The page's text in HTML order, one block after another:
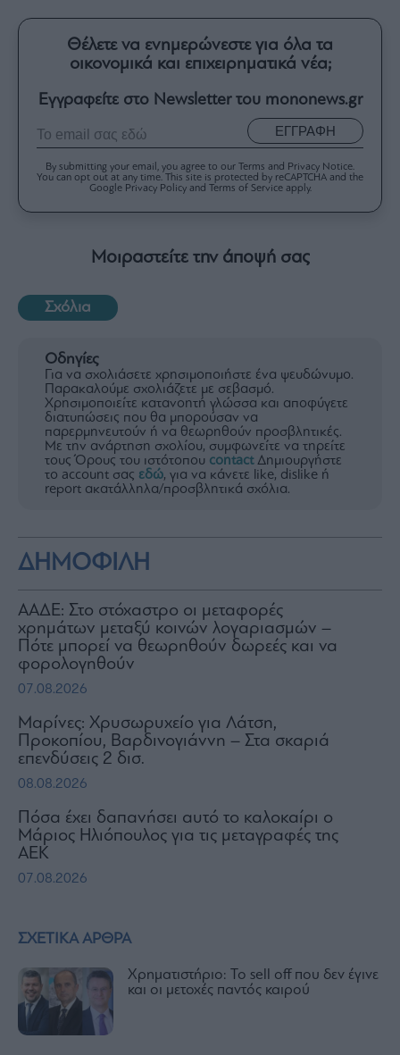
ΣΧΕΤΙΚΑ ΑΡΘΡΑ
Χρηματιστήριο: Το sell off που δεν έγινε
και οι μετοχές παντός καιρού
Θέλετε να ενημερώνεστε για όλα τα
οικονομικά και επιχειρηματικά νέα;
Εγγραφείτε στο Newsletter του mononews.gr
ΕΓΓΡΑΦΗ
By submitting your email, you agree to our Terms and Privacy Notice.
You can opt out at any time. This site is protected by reCAPTCHA and the
Google Privacy Policy and Terms of Service apply.
Μοιραστείτε την άποψή σας
Σχόλια
Οδηγίες
Για να σχολιάσετε χρησιμοποιήστε ένα ψευδώνυμο.
Παρακαλούμε σχολιάζετε με σεβασμό.
Χρησιμοποιείτε κατανοητή γλώσσα και αποφύγετε
διατυπώσεις που θα μπορούσαν να
παρερμηνευτούν ή να θεωρηθούν προσβλητικές.
Με την ανάρτηση σχολίου, συμφωνείτε να τηρείτε
τους Όρους του ιστότοπου contactΔημιουργήστε
το account σας εδώ, για να κάνετε like, dislike ή
report ακατάλληλα/προσβλητικά σχόλια.
ΔΗΜΟΦΙΛΗ
ΑΑΔΕ: Στο στόχαστρο οι μεταφορές
χρημάτων μεταξύ κοινών λογαριασμών –
Πότε μπορεί να θεωρηθούν δωρεές και να
φορολογηθούν
07.08.2026
Μαρίνες: Χρυσωρυχείο για Λάτση,
Προκοπίου, Βαρδινογιάννη – Στα σκαριά
επενδύσεις 2 δισ.
08.08.2026
Πόσα έχει δαπανήσει αυτό το καλοκαίρι ο
Μάριος Ηλιόπουλος για τις μεταγραφές της
ΑΕΚ
07.08.2026